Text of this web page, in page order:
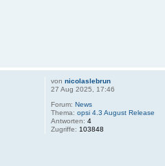
vonnicolaslebrun
27 Aug 2025, 17:46
Forum:News
Thema:opsi 4.3 August Release
Antworten:4
Zugriffe: 103848